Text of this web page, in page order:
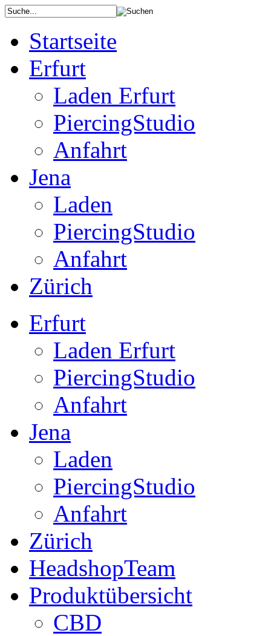
Startseite
Erfurt
Laden Erfurt
PiercingStudio
Anfahrt
Jena
Laden
PiercingStudio
Anfahrt
Zürich
Erfurt
Laden Erfurt
PiercingStudio
Anfahrt
Jena
Laden
PiercingStudio
Anfahrt
Zürich
HeadshopTeam
Produktübersicht
CBD